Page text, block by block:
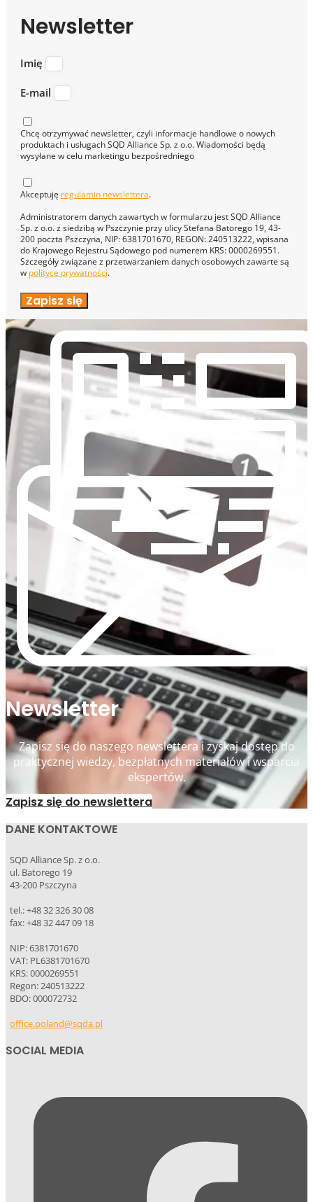
Newsletter
Imię
E-mail
Chcę otrzymywać newsletter, czyli informacje handlowe o nowych
produktach i usługach SQD Alliance Sp. z o.o. Wiadomości będą
wysyłane w celu marketingu bezpośredniego
Akceptuję regulamin newslettera.
Administratorem danych zawartych w formularzu jest SQD Alliance
Sp. z o.o. z siedzibą w Pszczynie przy ulicy Stefana Batorego 19, 43-
200 poczta Pszczyna, NIP: 6381701670, REGON: 240513222, wpisana
do Krajowego Rejestru Sądowego pod numerem KRS: 0000269551.
Szczegóły związane z przetwarzaniem danych osobowych zawarte są
w polityce prywatności.
Zapisz się
Newsletter
Zapisz się do naszego newslettera i zyskaj dostęp do
praktycznej wiedzy, bezpłatnych materiałów i wsparcia
ekspertów.
Zapisz się do newslettera
DANE KONTAKTOWE
SQD Alliance Sp. z o.o.
ul. Batorego 19
43-200 Pszczyna
tel.: +48 32 326 30 08
fax: +48 32 447 09 18
NIP: 6381701670
VAT: PL6381701670
KRS: 0000269551
Regon: 240513222
BDO: 000072732
office.poland@sqda.pl
SOCIAL MEDIA